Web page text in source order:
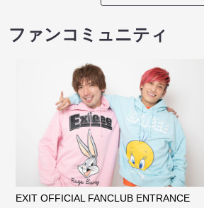
ファンコミュニティ
EXIT OFFICIAL FANCLUB ENTRANCE